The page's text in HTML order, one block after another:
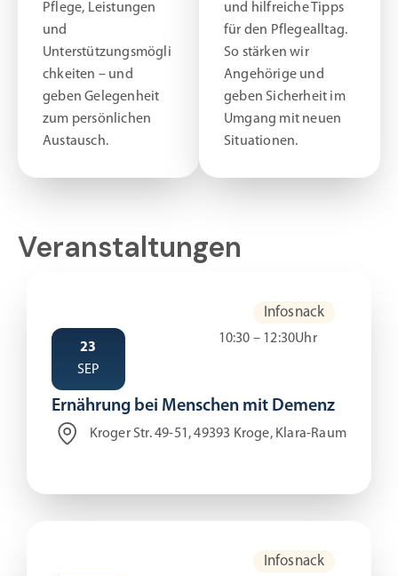
Pflege, Leistungen
und
Unterstützungsmögli
chkeiten – und
geben Gelegenheit
zum persönlichen
Austausch.
und hilfreiche Tipps
für den Pflegealltag.
So stärken wir
Angehörige und
geben Sicherheit im
Umgang mit neuen
Situationen.
Veranstaltungen
Infosnack
23
SEP
10:30 – 12:30Uhr
Ernährung bei Menschen mit Demenz
Kroger Str. 49-51, 49393 Kroge, Klara-Raum
Infosnack